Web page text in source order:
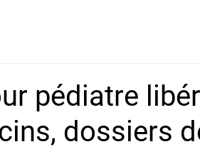
pédiatre
dossiers